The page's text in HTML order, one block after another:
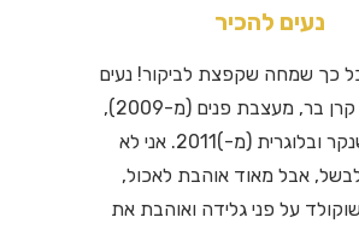
נעים להכיר
כך שמחה שקפצת לביקור! נעים
להכיר, אני קרן בר, מעצבת פנים (מ-2009),
בוגרת שנקר ובלוגרית (מ-)2011. אני לא
אבל מאוד אוהבת לאכול,
על פני גלידה ואוהבת את